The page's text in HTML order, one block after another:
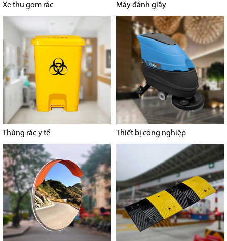
Xe thu gom rác Máy đánh giầy
Thùng rác y tế Thiết bị công nghiệp